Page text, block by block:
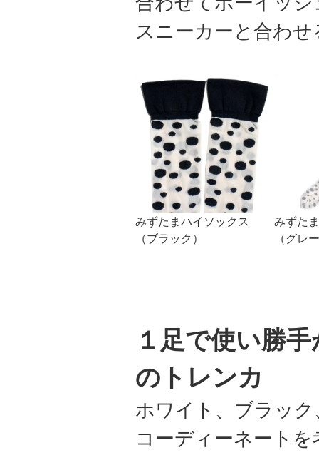
スニーカーと合わ
みずたまハイソックス
（ブラック）
みずた
（グレ
１足で使い勝
のトレンカ
ホワイト、ブラッ
コーディーネート